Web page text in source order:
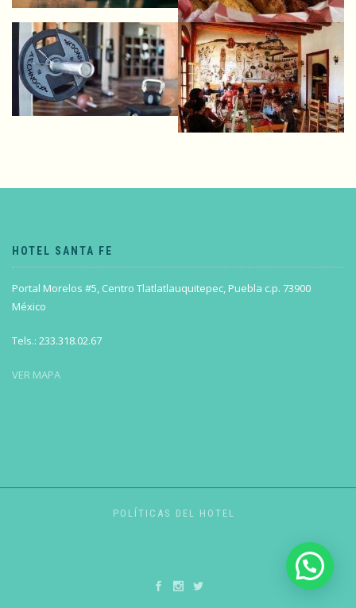
HOTEL SANTA FE
Portal Morelos #5, Centro Tlatlatlauquitepec, Puebla c.p. 73900
México
Tels.: 233.318.02.67
VER MAPA
POLÍTICAS DEL HOTEL